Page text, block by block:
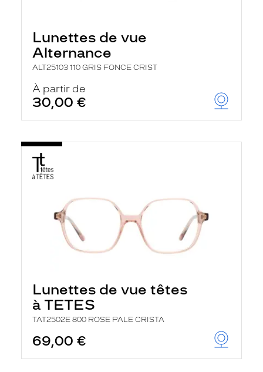
Lunettes de vue
Alternance
ALT25103 110 GRIS FONCE CRIST
À partir de
30,00 €
Lunettes de vue têtes
à TETES
TAT2502E 800 ROSE PALE CRISTA
69,00 €